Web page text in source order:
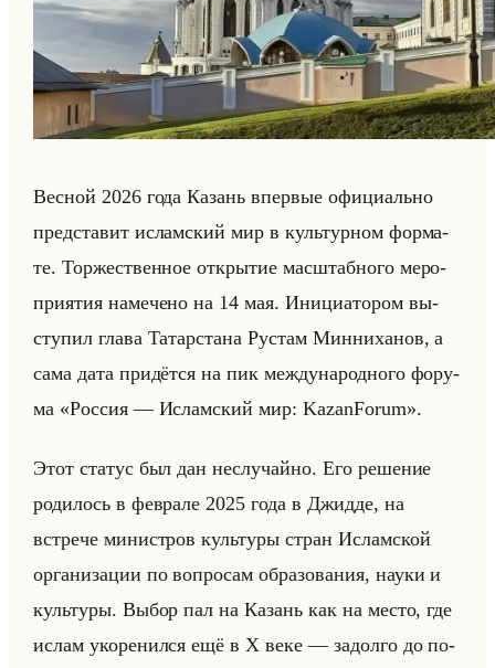
Вес­ной 2026 года Ка­зань впер­вые офи­ци­ально
пред­ста­вит ис­лам­ский мир в культур­ном фор­ма­
те. Тор­же­ствен­ное от­кры­тие мас­штаб­но­го ме­ро­
при­ятия на­ме­че­но на 14 мая. Ини­ци­ато­ром вы­
сту­пил глава Та­тар­ста­на Ру­стам Мин­ни­ха­нов, а
сама дата при­дёт­ся на пик меж­ду­на­род­но­го фо­ру­
ма «Россия — Исламский мир: KazanForum».
Этот ста­тус был дан неслу­чайно. Его ре­ше­ние
ро­ди­лось в фев­ра­ле 2025 года в Джид­де, на
встре­че ми­ни­стров культу­ры стран Ис­лам­ской
ор­га­ни­за­ции по во­про­сам об­ра­зо­ва­ния, науки и
культу­ры. Выбор пал на Ка­зань как на место, где
ислам уко­ре­нил­ся ещё в X веке — за­дол­го до по­